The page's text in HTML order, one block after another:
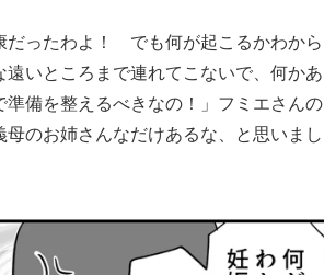
だったわよ！ でも何が起こるかわから
いところまで連れてこないで、何かあ
備を整えるべきなの！」フミエさんの
のお姉さんなだけあるな、と思いまし